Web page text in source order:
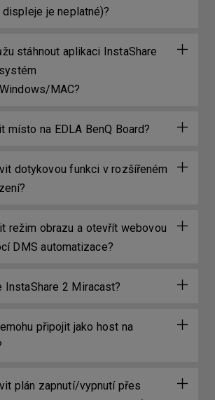
displeje je neplatné)?
stáhnout aplikaci InstaShare
MAC?
místo na EDLA BenQ Board?
dotykovou funkci v rozšířeném
režim obrazu a otevřít webovou
DMS automatizace?
InstaShare 2 Miracast?
připojit jako host na
plán zapnutí/vypnutí přes